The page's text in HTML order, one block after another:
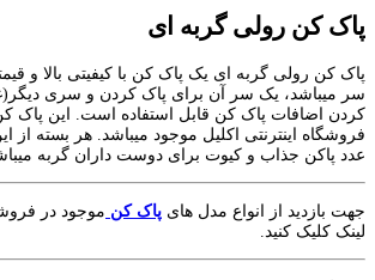
پاک کن رولی گربه ای
سر میباشد، یک سر آن برای پاک کردن و سری
کردن اضافات پاک کن قابل استفاده است. این پاک
عدد پاکن جذاب و کیوت برای دوست داران گربه
جهت بازدید از انواع مدل های پاک کن موجود در
لینک کلیک کنید.